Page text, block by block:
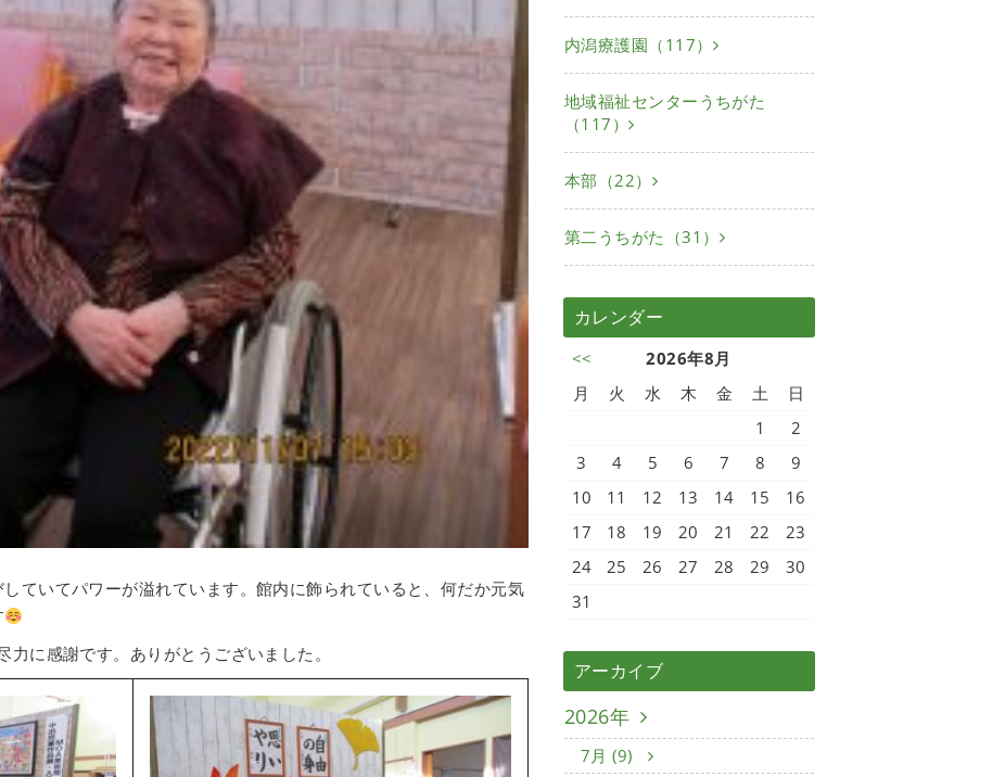
ていてパワーが溢れています。館内に飾られていると、何だか元気
に感謝です。ありがとうございました。
内潟療護園（117）
地域福祉センターうちがた
（117）
本部（22）
第二うちがた（31）
カレンダー
<<
2026年8月
月
火 水 木 金 土
日
1
2
3
4 5 6 7 8
9
10
11 12 13 14 15
16
17
18 19 20 21 22
23
24
25 26 27 28 29
30
31
アーカイブ
2026年
7月 (9)